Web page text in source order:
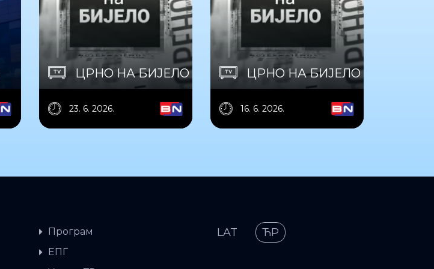
ЦРНО НА БИЈЕЛО
23. 6. 2026.
ЦРНО НА БИЈЕЛО
16. 6. 2026.
Програм
ЕПГ
LAT ЋР